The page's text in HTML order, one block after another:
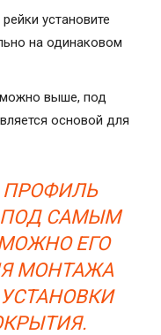
установите
на одинаковом
можно выше, под
основой для
ПОД САМЫМ
ЕГО
МОНТАЖА